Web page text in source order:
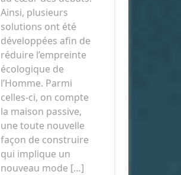
Ainsi, plusieurs
solutions ont été
développées afin de
réduire l’empreinte
écologique de
l’Homme. Parmi
celles-ci, on compte
la maison passive,
une toute nouvelle
façon de construire
qui implique un
nouveau mode […]